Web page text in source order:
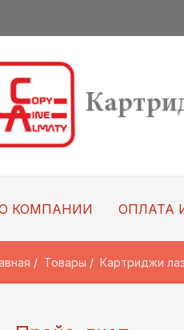
КОМПАНИИ ОПЛАТА
Товары Картриджи